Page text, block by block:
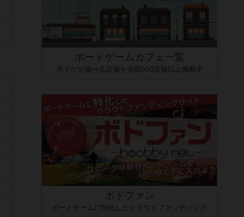
ボードゲームカフェ一覧
ボドゲが遊べる店舗を全国500店舗以上掲載中
ボドファン
ボードゲームに特化したクラウドファンディング